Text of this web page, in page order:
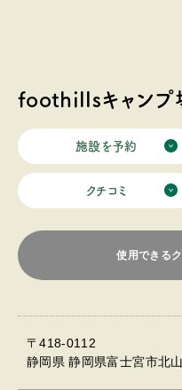
foothillsキャンプ
施設を予約
クチコミ
使用できる
〒418-0112
静岡県 静岡県富士宮市北